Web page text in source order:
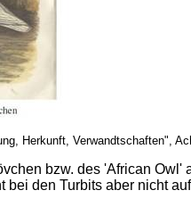
Herkunft, Verwandtschaften",
bzw. des 'African
den Turbits aber nicht